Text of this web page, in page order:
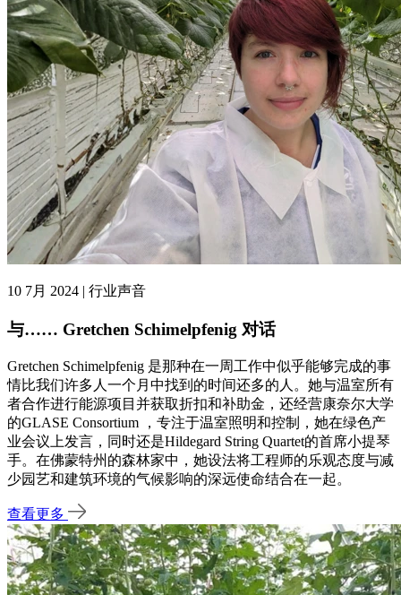
10 7月 2024 | 行业声音
与…… Gretchen Schimelpfenig 对话
Gretchen Schimelpfenig 是那种在一周工作中似乎能够完成的事
情比我们许多人一个月中找到的时间还多的人。她与温室所有
者合作进行能源项目并获取折扣和补助金，还经营康奈尔大学
的GLASE Consortium ，专注于温室照明和控制，她在绿色产
业会议上发言，同时还是Hildegard String Quartet的首席小提琴
手。在佛蒙特州的森林家中，她设法将工程师的乐观态度与减
少园艺和建筑环境的气候影响的深远使命结合在一起。
查看更多